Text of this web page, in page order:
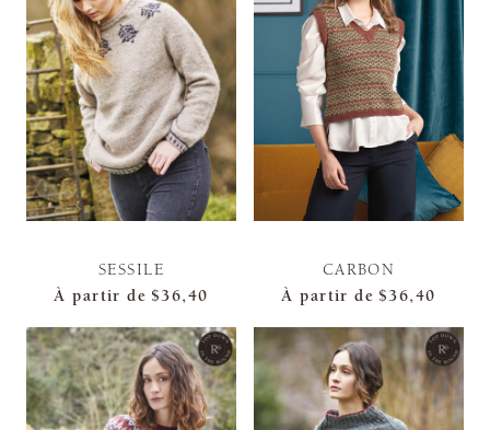
SESSILE
À partir de $36,40
CARBON
À partir de $36,40